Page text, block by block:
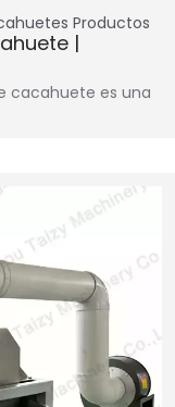
Productos
|
cacahuete es una